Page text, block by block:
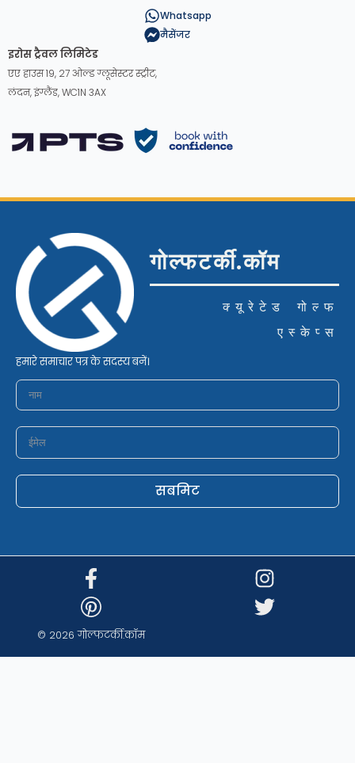
Whatsapp
मैसेंजर
इरोस ट्रैवल लिमिटेड
एए हाउस 19, 27 ओल्ड ग्लूसेस्टर स्ट्रीट,
लंदन, इंग्लैंड, WC1N 3AX
गोल्फटर्की.कॉम
क्यूरेटेड गोल्फ
एस्केप्स
हमारे समाचार पत्र के सदस्य बनें।
सबमिट
© 2026 गोल्फटर्की.कॉम